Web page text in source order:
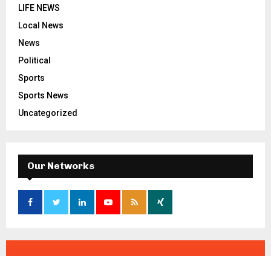
LIFE NEWS
Local News
News
Political
Sports
Sports News
Uncategorized
Our Networks